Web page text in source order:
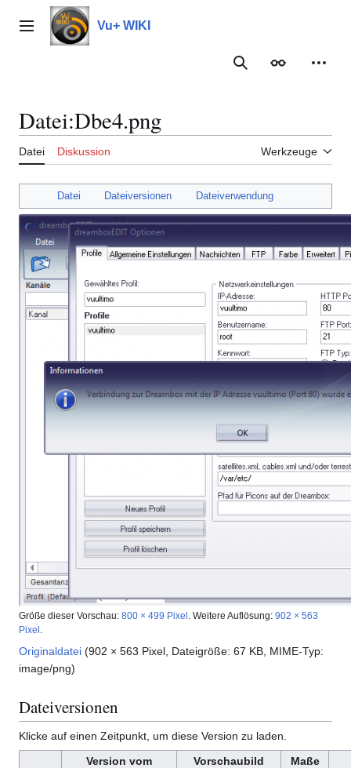
Inhalt
springenHauptmenü Vu+ WIKI
Suche
Datei:Dbe4.png
Datei Diskussion Werkzeuge
Datei Dateiversionen Dateiverwendung
Größe dieser Vorschau: 800 × 499 Pixel Weitere Auflösung: 902 × 563
Pixel
Originaldatei (902 × 563 Pixel, Dateigröße: 67 KB, MIME-Typ:
image/png)
Dateiversionen
Klicke auf einen Zeitpunkt, um diese Version zu laden.
Version vom
Vorschaubild
Maße